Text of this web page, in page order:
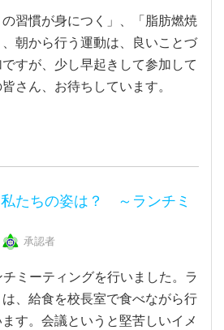
習慣が身につく」、「脂肪燃焼
朝から行う運動は、良いことづ
すが、少し早起きして参加して
さん、お待ちしています。
たちの姿は？ ～ランチミ
承認者
ミーティングを行いました。ラ
、給食を校長室で食べながら行
す。会議というと堅苦しいイメ